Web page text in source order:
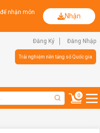
nhận món
Nhận
Đăng Ký Đăng Nhập
Trải nghiệm nền tảng số Quốc gia
0